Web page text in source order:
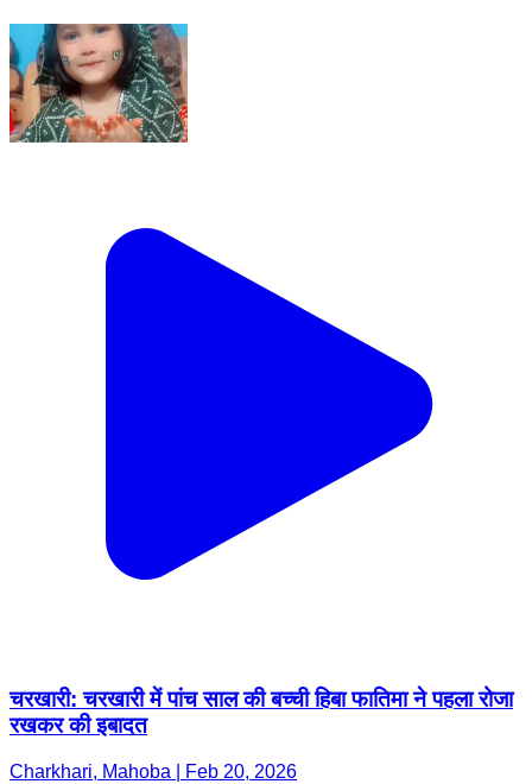
चरखारी: चरखारी में पांच साल की बच्ची हिबा फातिमा ने पहला रोजा
रखकर की इबादत
Charkhari, Mahoba | Feb 20, 2026